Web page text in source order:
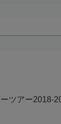
ツアー2018-